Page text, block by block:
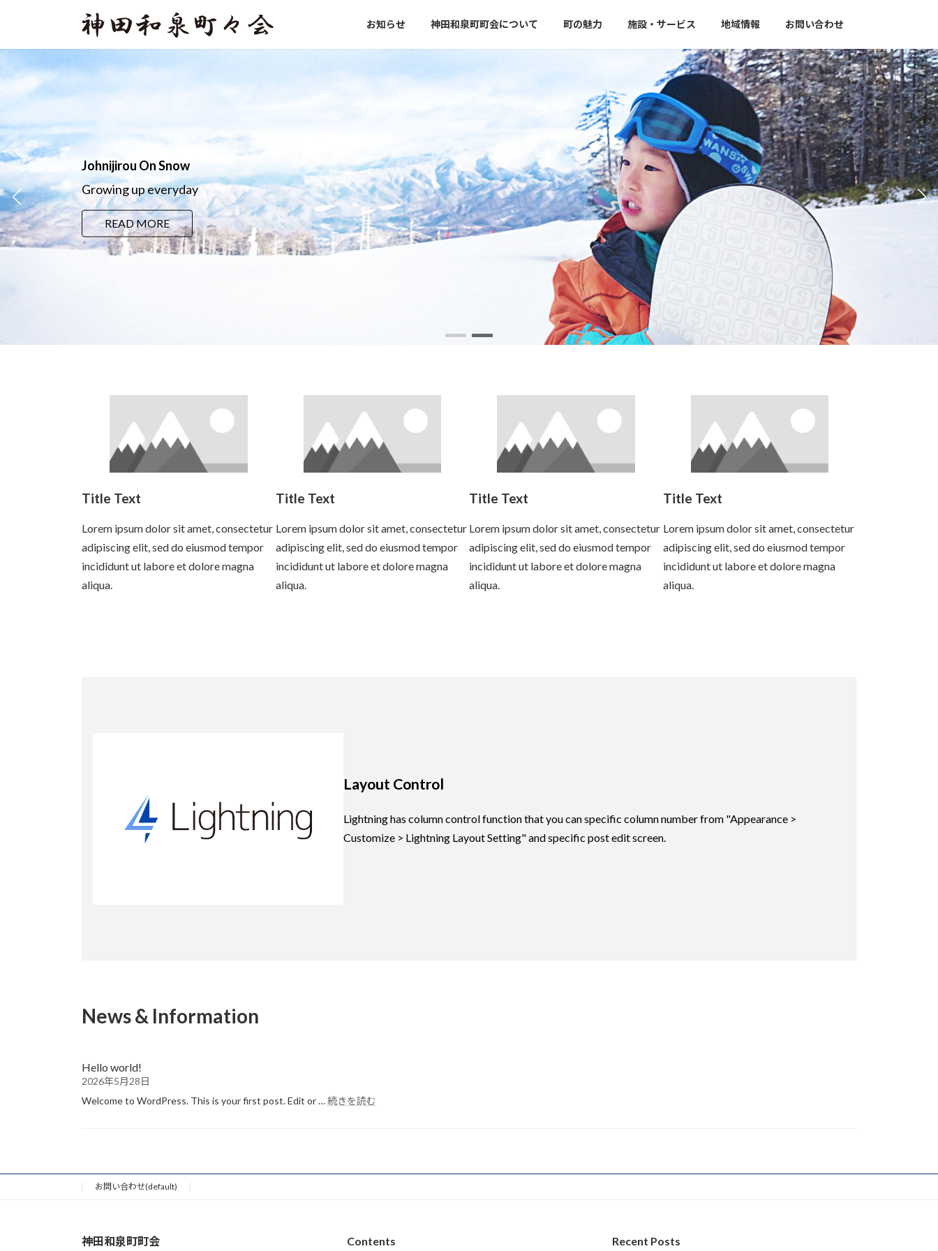
ツ
キ
ッ
プ
シ
に
移
動
お知らせ 神田和泉町町会について 町の魅力 施設・サービス 地域情報 お問い合わせ
Johnijirou On Snow
Growing up everyday
READ MORE
Title Text
Lorem ipsum dolor sit amet, consectetur
adipiscing elit, sed do eiusmod tempor
incididunt ut labore et dolore magna
aliqua.
Title Text
Lorem ipsum dolor sit amet, consectetur
adipiscing elit, sed do eiusmod tempor
incididunt ut labore et dolore magna
aliqua.
Title Text
Lorem ipsum dolor sit amet, consectetur
adipiscing elit, sed do eiusmod tempor
incididunt ut labore et dolore magna
aliqua.
Title Text
Lorem ipsum dolor sit amet, consectetur
adipiscing elit, sed do eiusmod tempor
incididunt ut labore et dolore magna
aliqua.
Layout Control
Lightning has column control function that you can specific column number from "Appearance >
Customize > Lightning Layout Setting" and specific post edit screen.
News & Information
Hello world!
2026年5月28日
Welcome to WordPress. This is your first post. Edit or …続きを読む
お問い合わせ(default)
神田和泉町町会 Contents Recent Posts